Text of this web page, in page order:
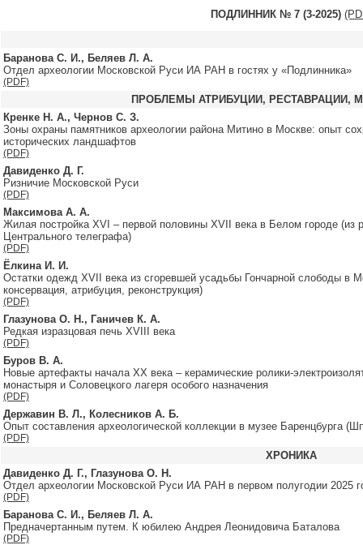
ПОДЛИННИК № 7 (3-2025)
Баранова С. И., Беляев Л. А.
Отдел археологии Московской Руси ИА РАН в гостях у «Подлинника»
(PDF)
ПРОБЛЕМЫ АТРИБУЦИИ, РЕСТАВРАЦИИ,
Кренке Н. А., Чернов С. З.
Зоны охраны памятников археологии района Митино в Москве: опыт
исторических ландшафтов
(PDF)
Давиденко Д. Г.
Ризничие Московской Руси
(PDF)
Максимова А. А.
Жилая постройка XVI – первой половины XVII века в Белом городе (из
Центрального телеграфа)
(PDF)
Ёлкина И. И.
Остатки одежд XVII века из сгоревшей усадьбы Гончарной слободы в
консервация, атрибуция, реконструкция)
(PDF)
Глазунова О. Н., Ганичев К. А.
Редкая изразцовая печь XVIII века
(PDF)
Буров В. А.
Новые артефакты начала ХХ века – керамические ролики-
монастыря и Соловецкого лагеря особого назначения
(PDF)
Державин В. Л., Колесников А. Б.
Опыт составления археологической коллекции в музее Баренцбурга
(PDF)
ХРОНИКА
Давиденко Д. Г., Глазунова О. Н.
Отдел археологии Московской Руси ИА РАН в первом полугодии 2025
(PDF)
Баранова С. И., Беляев Л. А.
Предначертанным путем. К юбилею Андрея Леонидовича Баталова
(PDF)